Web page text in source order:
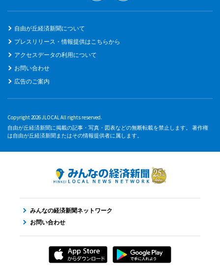
自由が丘経済新聞について
プレスリリース・情報提供はこちらから
アクセスデータの利用について
お問い合わせ
広告のご案内
Copyright 2026 JLOCAL All rights reserved.
自由が丘経済新聞に掲載の記事・写真・図表などの無断転載を禁止します。 著作権
は自由が丘経済新聞またはその情報提供者に属します。
みんなの経済新聞ネットワーク
お問い合わせ